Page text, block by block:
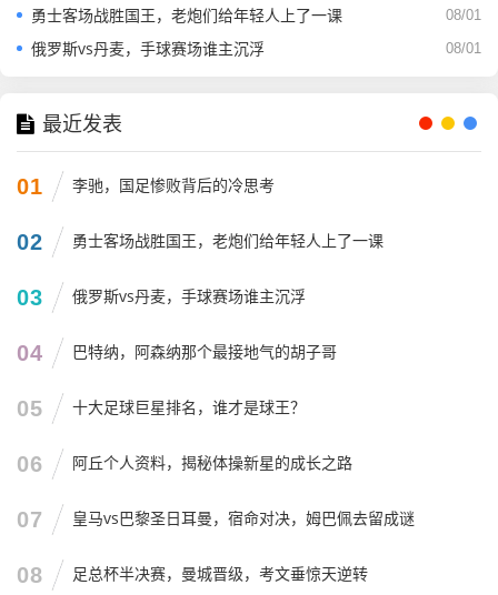
“看一场球，血压能升高到180，太心脏受不了了。”这虽然是
句玩笑话，但道出了很多球迷的心声。
仅是一支球队，更是一种信仰，我们允许她们输，但绝不允
输了，我们也会给她们鼓掌，但如果打得畏手畏脚，毫无生
气，那骂声也是难免的。
个人观点：2025年，我们需要什么样的女排？
对于即将到来的周期,尤其是2025年的女排世锦赛，我有几点
非常个人的看法，可能比较尖锐，但都是心里话：
第一,
朱婷回归是好事，但不能让她打满全场，我们要学会在没有
超级巨星的时候，也能通过战术配合赢球，李盈莹是我们的
宝贝，不能为了短期成绩把她废了，世锦赛上，我希望看到
更多年轻的面孔，比如吴梦洁、庄宇珊，甚至更年轻的主攻
手，能不能给她们多点机会？
第二, 二传位置必须竞争上岗。 不能搞“一言堂”，谁状态好谁
08/01
勇士客场战胜国王，老炮们给年轻人上了一课
08/01
俄罗斯vs丹麦，手球赛场谁主沉浮
最近发表
01 李驰，国足惨败背后的冷思考
02 勇士客场战胜国王，老炮们给年轻人上了一课
03 俄罗斯vs丹麦，手球赛场谁主沉浮
04 巴特纳，阿森纳那个最接地气的胡子哥
05 十大足球巨星排名，谁才是球王？
06 阿丘个人资料，揭秘体操新星的成长之路
07 皇马vs巴黎圣日耳曼，宿命对决，姆巴佩去留成谜
08 足总杯半决赛，曼城晋级，考文垂惊天逆转